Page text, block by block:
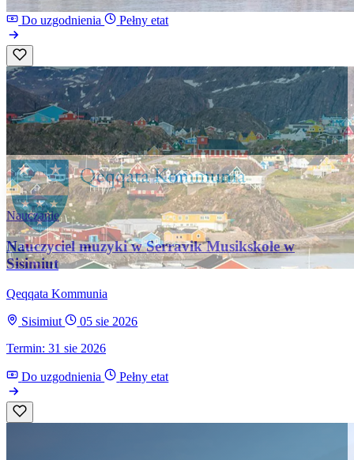
Do uzgodnienia Pełny etat
Nauczanie
Nauczyciel muzyki w Serravik Musikskole w
Sisimiut
Qeqqata Kommunia
Sisimiut
05 sie 2026
Termin: 31 sie 2026
Do uzgodnienia Pełny etat